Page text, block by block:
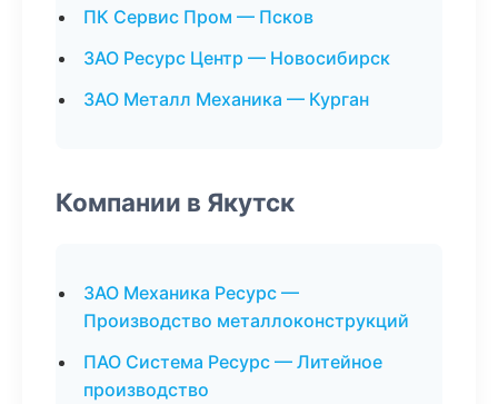
ПК Сервис Пром — Псков
ЗАО Ресурс Центр — Новосибирск
ЗАО Металл Механика — Курган
Компании в Якутск
ЗАО Механика Ресурс —
Производство металлоконструкций
ПАО Система Ресурс — Литейное
производство